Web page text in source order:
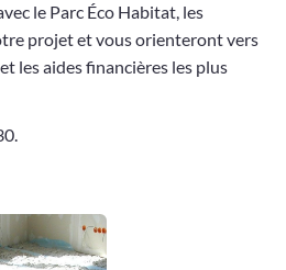
le Parc Éco Habitat, les
projet et vous orienteront vers
les aides financières les plus